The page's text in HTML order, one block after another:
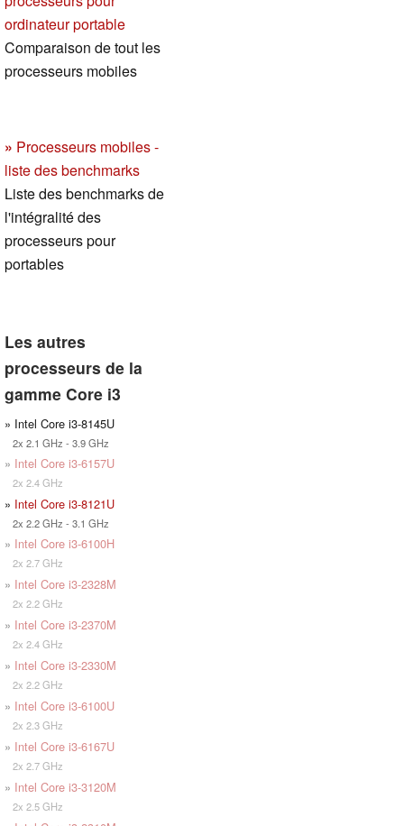
ordinateur portable
Comparaison de tout les
processeurs mobiles
» Processeurs mobiles -
liste des benchmarks
Liste des benchmarks de
l'intégralité des
processeurs pour
portables
Les autres
processeurs de la
gamme Core i3
» Intel Core i3-8145U
2x 2.1 GHz - 3.9 GHz
» Intel Core i3-6157U
2x 2.4 GHz
» Intel Core i3-8121U
2x 2.2 GHz - 3.1 GHz
» Intel Core i3-6100H
2x 2.7 GHz
» Intel Core i3-2328M
2x 2.2 GHz
» Intel Core i3-2370M
2x 2.4 GHz
» Intel Core i3-2330M
2x 2.2 GHz
» Intel Core i3-6100U
2x 2.3 GHz
» Intel Core i3-6167U
2x 2.7 GHz
» Intel Core i3-3120M
2x 2.5 GHz